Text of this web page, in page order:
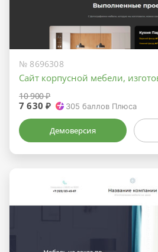
№ 8696308
Сайт корпусной мебели,
10 900 ₽
7 630 ₽ 305 баллов Плюса
Демоверсия